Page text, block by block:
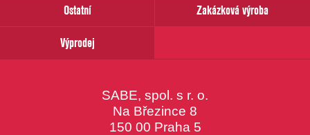
Ostatní
Zakázková výroba
Výprodej
SABE, spol. s r. o.
Na Březince 8
150 00 Praha 5